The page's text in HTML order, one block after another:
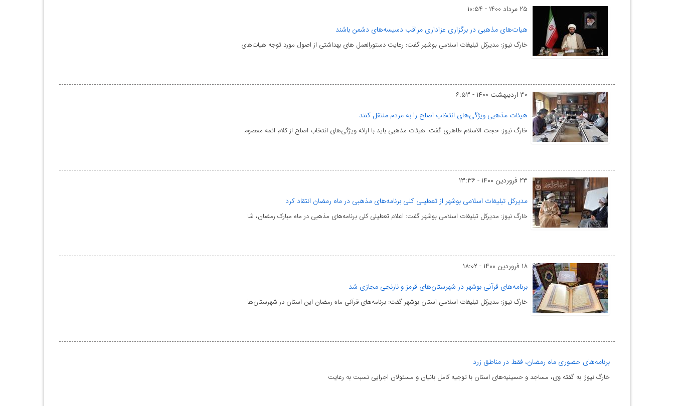
۲۵ مرداد ۱۴۰۰ - ۱۰:۵۴
هیات‌های مذهبی در برگزاری عزاداری مراقب دسیسه‌های دشمن باشند
خارگ نیوز: مدیرکل تبلیغات اسلامی بوشهر گفت: رعایت دستورالعمل های بهداشتی از اصول مورد توجه هیات‌های
۳۰ اردیبهشت ۱۴۰۰ - ۶:۵۳
هیئات مذهبی ویژگی‌های انتخاب اصلح را به مردم منتقل کنند
خارگ نیوز: حجت الاسلام طاهری گفت: هیئات مذهبی باید با ارائه ویژگی‌های انتخاب اصلح از کلام ائمه معصوم
۲۳ فروردین ۱۴۰۰ - ۱۳:۳۶
مدیرکل تبلیغات اسلامی بوشهر از تعطیلی کلی برنامه‌های مذهبی در ماه رمضان انتقاد کرد
خارگ نیوز: مدیرکل تبلیغات اسلامی بوشهر گفت: اعلام تعطیلی کلی برنامه‌های مذهبی در ماه مبارک رمضان، شا
۱۸ فروردین ۱۴۰۰ - ۱۸:۰۲
برنامه‌های قرآنی بوشهر در شهرستان‌های قرمز و نارنجی مجازی شد
خارگ نیوز: مدیرکل تبلیغات اسلامی استان بوشهر گفت: برنامه‌های قرآنی ماه رمضان این استان در شهرستان‌ها
برنامه‌های حضوری ماه رمضان، فقط در مناطق زرد
خارگ نیوز: به گفته وی، مساجد و حسینیه‌های استان با توجیه کامل بانیان و مسئولان اجرایی نسبت به رعایت